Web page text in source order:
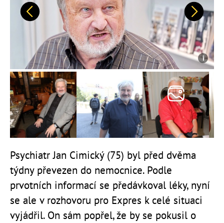
Předchozí Další
Psychiatr Jan Cimický (75) byl před dvěma
týdny převezen do nemocnice. Podle
prvotních informací se předávkoval léky, nyní
se ale v rozhovoru pro Expres k celé situaci
vyjádřil. On sám popřel, že by se pokusil o